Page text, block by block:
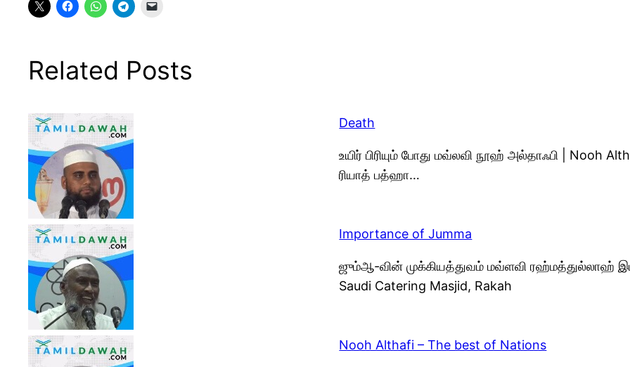
Related Posts
Death
உயிர் பிரியும் போது மவ்லவி நூஹ் அல்தாஃபி | Nooh
ரியாத் பத்ஹா…
Importance of Jumma
ஜும்ஆ-வின் முக்கியத்துவம் மவ்ளவி ரஹ்மத்துல்லாஹ்
Saudi Catering Masjid, Rakah
Nooh Althafi – The best of Nations